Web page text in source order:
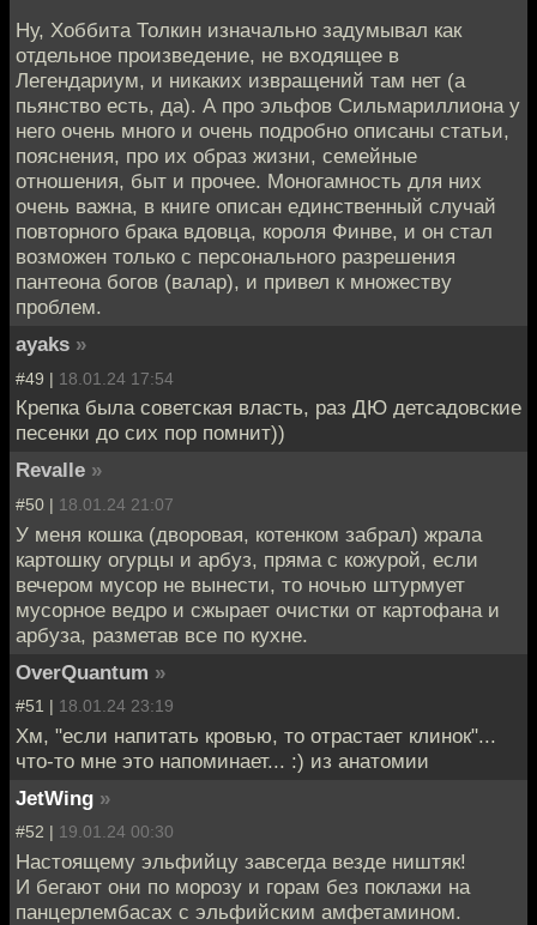
Ну, Хоббита Толкин изначально задумывал как
отдельное произведение, не входящее в
Легендариум, и никаких извращений там нет (а
пьянство есть, да). А про эльфов Сильмариллиона у
него очень много и очень подробно описаны статьи,
пояснения, про их образ жизни, семейные
отношения, быт и прочее. Моногамность для них
очень важна, в книге описан единственный случай
повторного брака вдовца, короля Финве, и он стал
возможен только с персонального разрешения
пантеона богов (валар), и привел к множеству
проблем.
ayaks »
#49 | 18.01.24 17:54
Крепка была советская власть, раз ДЮ детсадовские
песенки до сих пор помнит))
Revalle »
#50 | 18.01.24 21:07
У меня кошка (дворовая, котенком забрал) жрала
картошку огурцы и арбуз, пряма с кожурой, если
вечером мусор не вынести, то ночью штурмует
мусорное ведро и сжырает очистки от картофана и
арбуза, разметав все по кухне.
OverQuantum »
#51 | 18.01.24 23:19
Хм, "если напитать кровью, то отрастает клинок"...
что-то мне это напоминает... :) из анатомии
JetWing »
#52 | 19.01.24 00:30
Настоящему эльфийцу завсегда везде ништяк!
И бегают они по морозу и горам без поклажи на
панцерлембасах с эльфийским амфетамином.